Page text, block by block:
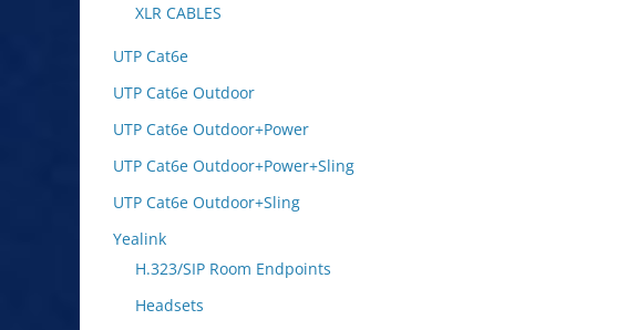
XLR CABLES
UTP Cat6e
UTP Cat6e Outdoor
UTP Cat6e Outdoor+Power
UTP Cat6e Outdoor+Power+Sling
UTP Cat6e Outdoor+Sling
Yealink
H.323/SIP Room Endpoints
Headsets